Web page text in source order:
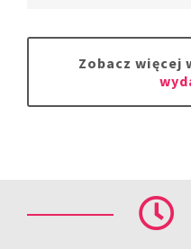
Zobacz więcej